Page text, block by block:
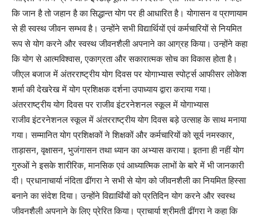
कि जान है तो जहान है का सिद्धान्त योग पर ही आधारित है। योगासन व प्राणायाम
से ही स्वस्थ जीवन सम्भव है। उन्होंने सभी विद्यार्थियों एवं कर्मचारियों से नियमित
रूप से योग करने और स्वस्थ जीवनशैली अपनाने का आग्रह किया। उन्होंने कहा
कि योग से आत्मविश्वास, एकाग्रता और सकारात्मक सोच का विकास होता है।
जीएल बजाज में अंतरराष्ट्रीय योग दिवस पर योगाभ्यास स्पोर्ट्स आफीसर लोकेश
शर्मा की देखरेख में योग प्रशिक्षक दर्शना उपाध्याय द्वारा कराया गया।
अंतरराष्ट्रीय योग दिवस पर राजीव इंटरनेशनल स्कूल में योगाभ्यास
राजीव इंटरनेशनल स्कूल में अंतरराष्ट्रीय योग दिवस बड़े उत्साह के साथ मनाया
गया। सम्मानित योग प्रशिक्षकों ने शिक्षकों और कर्मचारियों को सूर्य नमस्कार,
ताड़ासन, वृक्षासन, भुजंगासन तथा ध्यान का अभ्यास कराया। इतना ही नहीं योग
गुरुओं ने इसके शारीरिक, मानसिक एवं आध्यात्मिक लाभों के बारे में भी जानकारी
दी। प्रधानाचार्या नंदिता ढींगरा ने सभी से योग को जीवनशैली का नियमित हिस्सा
बनाने का संदेश दिया। उन्होंने विद्यार्थिंयों को प्रतिदिन योग करने और स्वस्थ
जीवनशैली अपनाने के लिए प्रेरित किया। प्राचार्या श्रीमती ढींगरा ने कहा कि